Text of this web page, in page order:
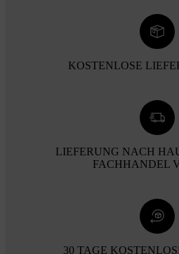
KOSTENLOSE
LIEFERUNG NACH
FACHHANDEL
30 TAGE